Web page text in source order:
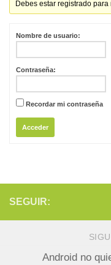
Debes estar registrado
Nombre de usuario:
Contraseña:
Recordar mi contraseña
Acceder
SEGUIR:
Android no